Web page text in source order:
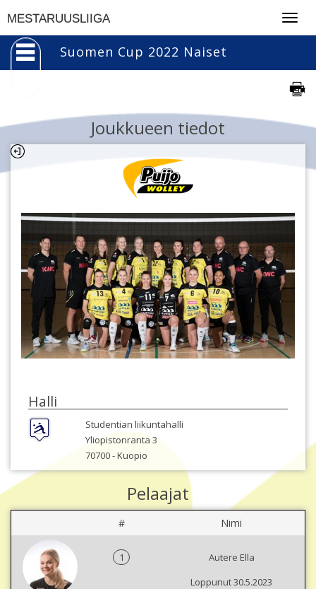
MESTARUUSLIIGA
Suomen Cup 2022 Naiset
Joukkueen tiedot
Halli
Studentian liikuntahalli
Yliopistonranta 3
70700 -Kuopio
Pelaajat
# Nimi
1
Autere Ella
Loppunut 30.5.2023